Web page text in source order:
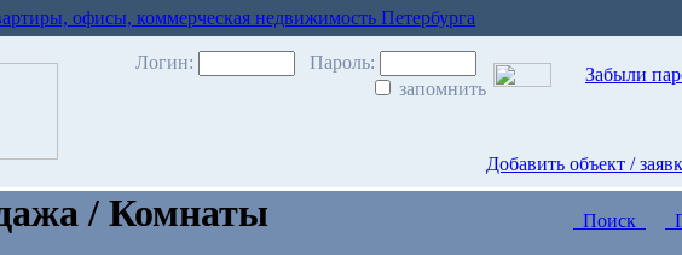
офисы, коммерческая недвижимость Петербурга
Логин:
Пароль:
запомнить
Забыли
Добавить объект /
/ Комнаты Поиск